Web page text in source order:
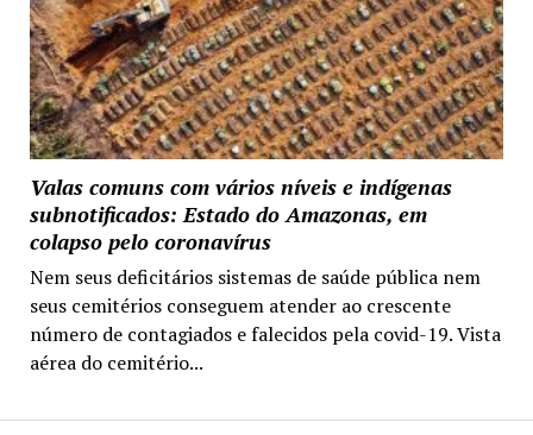
Valas comuns com vários níveis e indígenas
subnotificados: Estado do Amazonas, em
colapso pelo coronavírus
Nem seus deficitários sistemas de saúde pública nem
seus cemitérios conseguem atender ao crescente
número de contagiados e falecidos pela covid-19. Vista
aérea do cemitério...